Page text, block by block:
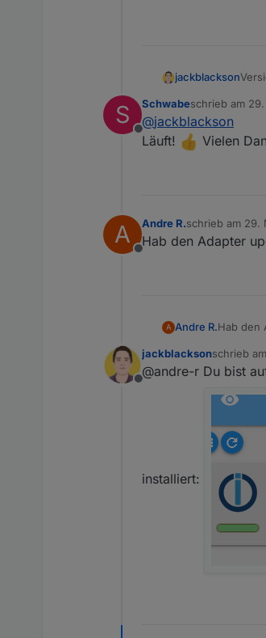
jackblackson
kurz
S
Offline
Schwabeschrieb am
zuletzt editiert
@jackblackson
Läuft!
Vielen
A
Offline
Andre R.schrieb am 29.
zuletzt editiert
Hab den Adapter
A Andre R.Hab den
Offline
jackblacksonschrieb am
zuletzt
@andre-r Du bist
installiert: